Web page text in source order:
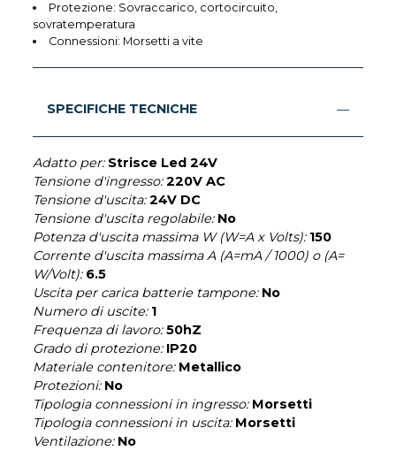
Protezione: Sovraccarico, cortocircuito,
sovratemperatura
Connessioni: Morsetti a vite
SPECIFICHE TECNICHE
Adatto per: Strisce Led 24V
Tensione d'ingresso: 220V AC
Tensione d'uscita: 24V DC
Tensione d'uscita regolabile: No
Potenza d'uscita massima W (W=A x Volts): 150
Corrente d'uscita massima A (A=mA / 1000) o (A=
W/Volt): 6.5
Uscita per carica batterie tampone: No
Numero di uscite: 1
Frequenza di lavoro: 50hZ
Grado di protezione: IP20
Materiale contenitore: Metallico
Protezioni: No
Tipologia connessioni in ingresso: Morsetti
Tipologia connessioni in uscita: Morsetti
Ventilazione: No